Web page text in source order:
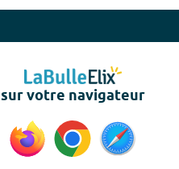
sur votre navigateur